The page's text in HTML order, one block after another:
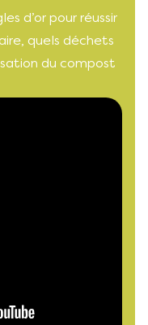
d’or pour réussir
quels déchets
du compost